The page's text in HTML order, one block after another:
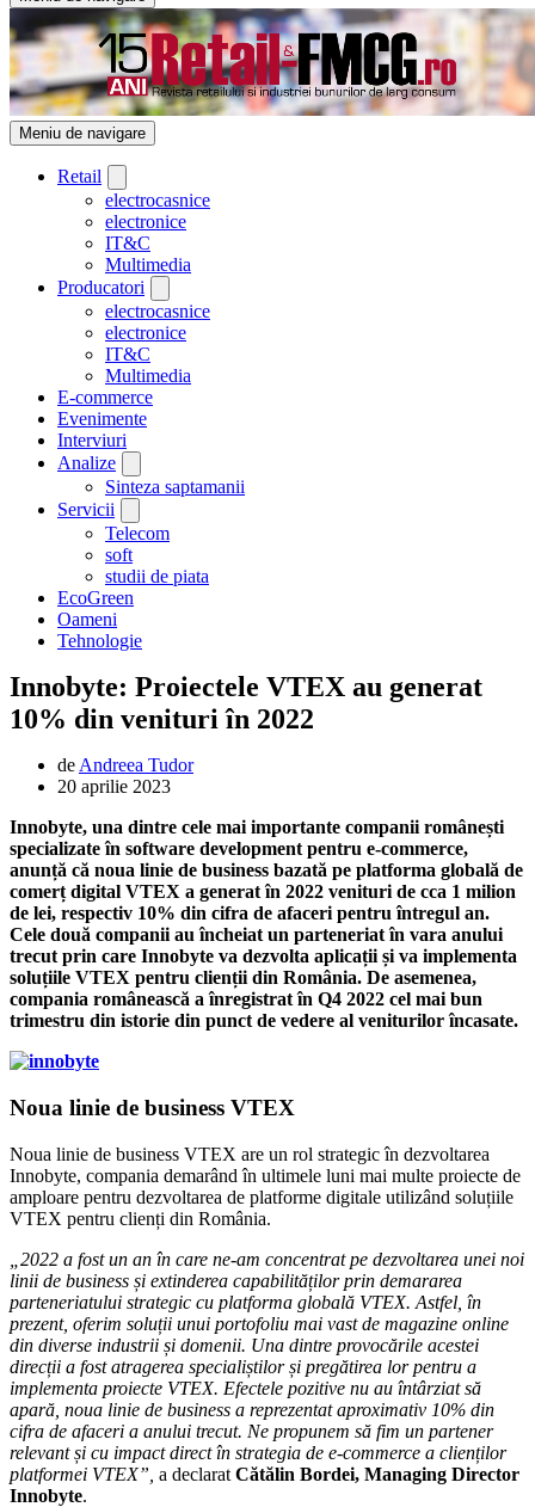
Meniu de navigare
Retail
electrocasnice
electronice
IT&C
Multimedia
Producatori
electrocasnice
electronice
IT&C
Multimedia
E-commerce
Evenimente
Interviuri
Analize
Sinteza saptamanii
Servicii
Telecom
soft
studii de piata
EcoGreen
Oameni
Tehnologie
Innobyte: Proiectele VTEX au generat
10% din venituri în 2022
de Andreea Tudor
20 aprilie 2023
Innobyte, una dintre cele mai importante companii românești
specializate în software development pentru e-commerce,
anunță că noua linie de business bazată pe platforma globală de
comerț digital VTEX a generat în 2022 venituri de cca 1 milion
de lei, respectiv 10% din cifra de afaceri pentru întregul an.
Cele două companii au încheiat un parteneriat în vara anului
trecut prin care Innobyte va dezvolta aplicații și va implementa
soluțiile VTEX pentru clienții din România. De asemenea,
compania românească a înregistrat în Q4 2022 cel mai bun
trimestru din istorie din punct de vedere al veniturilor încasate.
Noua linie de business VTEX
Noua linie de business VTEX are un rol strategic în dezvoltarea
Innobyte, compania demarând în ultimele luni mai multe proiecte de
amploare pentru dezvoltarea de platforme digitale utilizând soluțiile
VTEX pentru clienți din România.
„2022 a fost un an în care ne-am concentrat pe dezvoltarea unei noi
linii de business și extinderea capabilităților prin demararea
parteneriatului strategic cu platforma globală VTEX. Astfel, în
prezent, oferim soluții unui portofoliu mai vast de magazine online
din diverse industrii și domenii. Una dintre provocările acestei
direcții a fost atragerea specialiștilor și pregătirea lor pentru a
implementa proiecte VTEX. Efectele pozitive nu au întârziat să
apară, noua linie de business a reprezentat aproximativ 10% din
cifra de afaceri a anului trecut. Ne propunem să fim un partener
relevant și cu impact direct în strategia de e-commerce a clienților
platformei VTEX”, a declarat Cătălin Bordei, Managing Director
Innobyte.